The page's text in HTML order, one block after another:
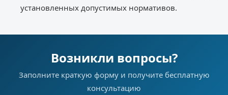
установленных допустимых нормативов.
Возникли вопросы?
Заполните краткую форму и получите бесплатную
консультацию